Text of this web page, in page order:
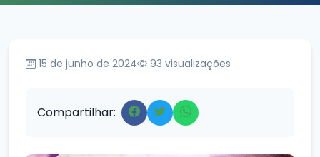
15 de junho de 2024 93 visualizações
Compartilhar: